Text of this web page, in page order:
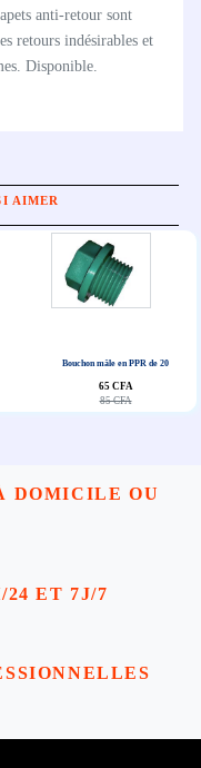
anti-retour sont
retours indésirables et
Disponible.
AIMER
Bouchon mâle en PPR de 20
65 CFA
85 CFA
DOMICILE OU
24 ET 7J/7